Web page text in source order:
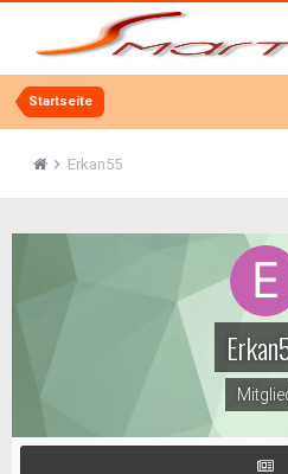
Startseite
Erkan55